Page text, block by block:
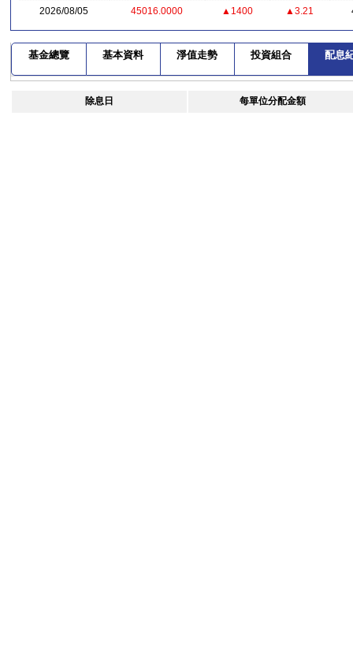
2026/08/05 45016.0000 ▲1400 ▲3.21
基金總覽 基本資料 淨值走勢 投資組合 配息
除息日 每單位分配金額